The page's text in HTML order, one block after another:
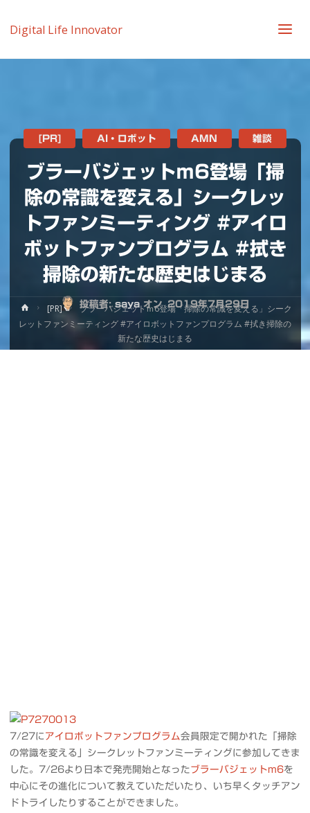
Digital Life Innovator
ブラーバジェットｍ6登場「掃
除の常識を変える」シークレッ
トファンミーティング #アイロ
ボットファンプログラム #拭き
掃除の新たな歴史はじまる
投稿者: saya オン 2019年7月29日
[PR] AI・ロボット AMN 雑談
ホ
ー
[PR]
ブラーバジェットｍ6登場「掃除の常識を変える」シーク
レットファンミーティング #アイロボットファンプログラム #拭き掃除の
新たな歴史はじまる
7/27に アイロボットファンプログラム会員限定で開かれた「掃除
の常識を変える」シークレットファンミーティングに参加してきま
した。7/26より日本で発売開始となったブラーバジェットm6を
中心にその進化について教えていただいたり、いち早くタッチアン
ドトライしたりすることができました。